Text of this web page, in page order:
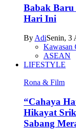
Babak
Hari Ini
By AdiSenin, 3
Kawasan
ASEAN
LIFESTYLE
Rona & Film
“Cahaya
Hikayat
Sabang